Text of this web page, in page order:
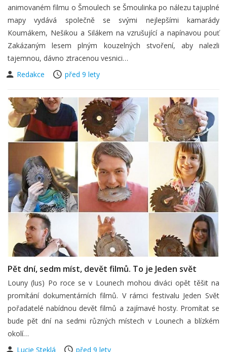
animovaném filmu o Šmoulech se Šmoulinka po nálezu tajuplné
mapy vydává společně se svými nejlepšími kamarády
Koumákem, Nešikou a Silákem na vzrušující a napínavou pouť
Zakázaným lesem plným kouzelných stvoření, aby nalezli
tajemnou, dávno ztracenou vesnici…
Redakce
před 9 lety
Pět dní, sedm míst, devět filmů. To je Jeden svět
Louny (lus) Po roce se v Lounech mohou diváci opět těšit na
promítání dokumentárních filmů. V rámci festivalu Jeden Svět
pořadatelé nabídnou devět filmů a zajímavé hosty. Promítat se
bude pět dní na sedmi různých místech v Lounech a blízkém
okolí…
Lucie Steklá
před 9 lety